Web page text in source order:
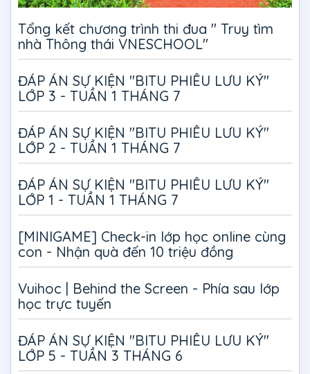
Tổng kết chương trình thi đua " Truy tìm
nhà Thông thái VNESCHOOL"
ĐÁP ÁN SỰ KIỆN "BITU PHIÊU LƯU KÝ"
LỚP 3 - TUẦN 1 THÁNG 7
ĐÁP ÁN SỰ KIỆN "BITU PHIÊU LƯU KÝ"
LỚP 2 - TUẦN 1 THÁNG 7
ĐÁP ÁN SỰ KIỆN "BITU PHIÊU LƯU KÝ"
LỚP 1 - TUẦN 1 THÁNG 7
[MINIGAME] Check-in lớp học online cùng
con - Nhận quà đến 10 triệu đồng
Vuihoc | Behind the Screen - Phía sau lớp
học trực tuyến
ĐÁP ÁN SỰ KIỆN "BITU PHIÊU LƯU KÝ"
LỚP 5 - TUẦN 3 THÁNG 6